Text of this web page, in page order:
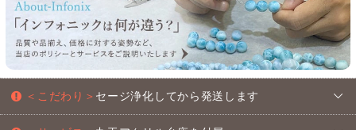
＜こだわり＞ セージ浄化してから発送します